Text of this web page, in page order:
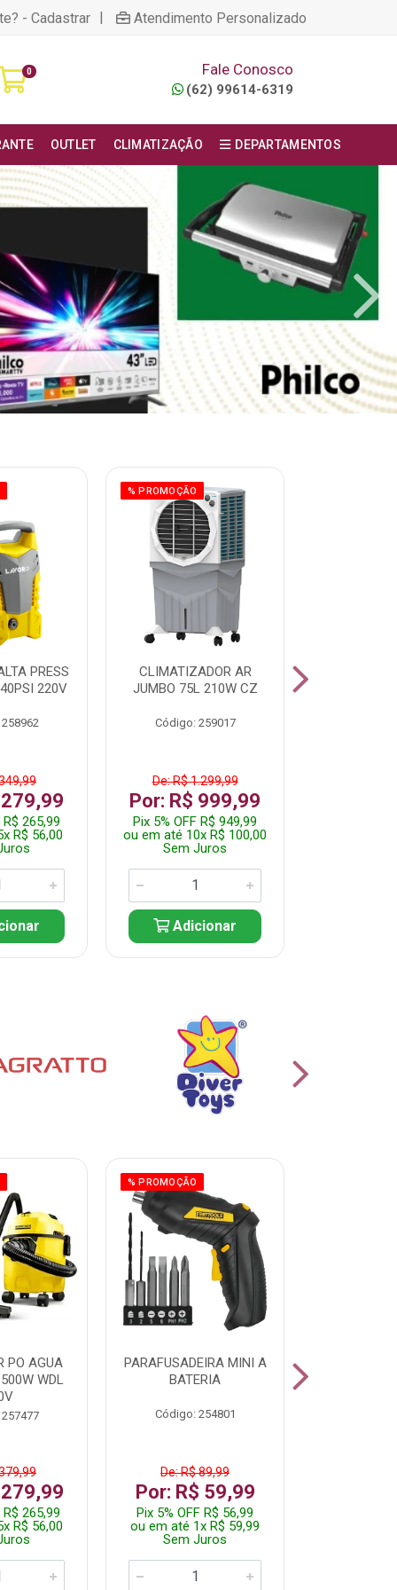
- Cadastrar | Atendimento Personalizado
0 Fale Conosco
(62) 99614-6319
OUTLET CLIMATIZAÇÃO DEPARTAMENTOS
PRESS
220V
R$ 265,99
R$ 56,00
% PROMOÇÃO
CLIMATIZADOR AR
JUMBO 75L 210W CZ
Código: 259017
De: R$ 1.299,99
Por: R$ 999,99
Pix 5% OFF R$ 949,99
ou em até 10x R$ 100,00
Sem Juros
Adicionar
PO AGUA
WDL
R$ 265,99
R$ 56,00
% PROMOÇÃO
PARAFUSADEIRA MINI A
BATERIA
Código: 254801
De: R$ 89,99
Por: R$ 59,99
Pix 5% OFF R$ 56,99
ou em até 1x R$ 59,99
Sem Juros